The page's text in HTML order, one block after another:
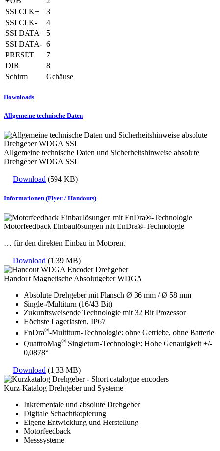
SSI CLK+
3
SSI CLK-
4
SSI DATA+ 5
SSI DATA- 6
PRESET
7
DIR
8
Schirm
Gehäuse
Downloads
Allgemeine technische Daten
Allgemeine technische Daten und Sicherheitshinweise absolute
Drehgeber WDGA SSI
Download (594 KB)
Informationen (Flyer / Handouts)
Motorfeedback Einbaulösungen mit EnDra®-Technologie
… für den direkten Einbau in Motoren.
Download (1,39 MB)
Handout Magnetische Absolutgeber WDGA
Absolute Drehgeber mit Flansch Ø 36 mm / Ø 58 mm
Single-/Multiturn (16/43 Bit)
Zukunftsweisende Technologie mit 32 Bit Prozessor
Höchste Lagerlasten, IP67
EnDra®-Multiturn-Technologie: ohne Getriebe, ohne Batterie
QuattroMag® Singleturn-Technologie: Hohe Genauigkeit +/-
0,0878°
Download (1,33 MB)
Kurz-Katalog Drehgeber und Systeme
Inkrementale und absolute Drehgeber
Digitale Schachtkopierung
Eigene Entwicklung und Herstellung
Motorfeedback
Messsysteme